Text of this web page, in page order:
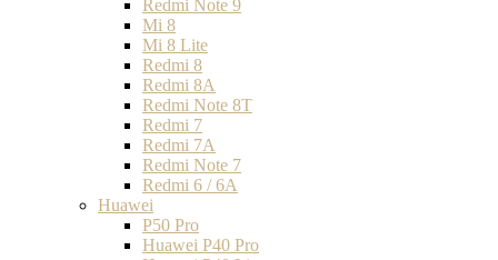
Redmi Note 9
Mi 8
Mi 8 Lite
Redmi 8
Redmi 8A
Redmi Note 8T
Redmi 7
Redmi 7A
Redmi Note 7
Redmi 6 / 6A
Huawei
P50 Pro
Huawei P40 Pro